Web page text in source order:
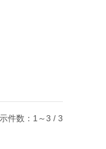
件数：1～3 / 3